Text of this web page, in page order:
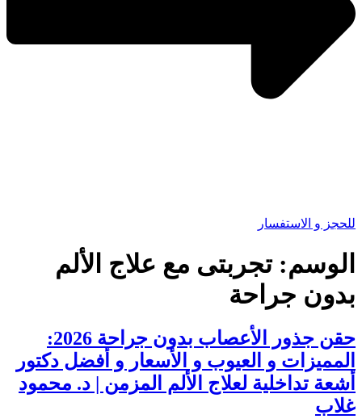
للحجز و الاستفسار
الوسم:تجربتى مع علاج الألم
بدون جراحة
حقن جذور الأعصاب بدون جراحة 2026:
المميزات و العيوب و الأسعار و أفضل دكتور
أشعة تداخلية لعلاج الألم المزمن | د. محمود
غلاب